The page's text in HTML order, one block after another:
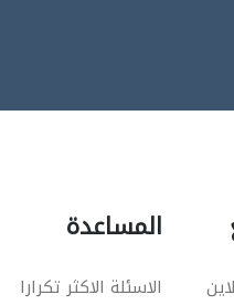
المساعدة
الاسئلة الاكثر تكرارا